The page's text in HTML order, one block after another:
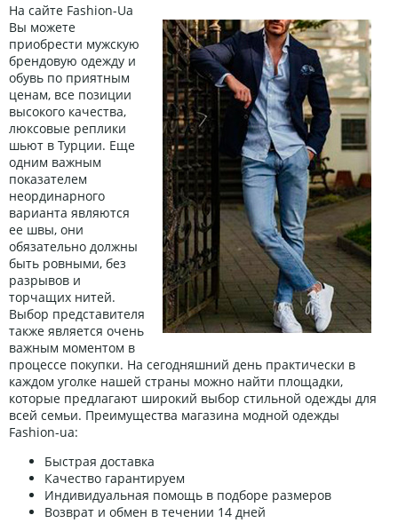
На сайте Fashion-Ua
Вы можете
приобрести мужскую
брендовую одежду и
обувь по приятным
ценам, все позиции
высокого качества,
люксовые реплики
шьют в Турции. Еще
одним важным
показателем
неординарного
варианта являются
ее швы, они
обязательно должны
быть ровными, без
разрывов и
торчащих нитей.
Выбор представителя
также является очень
важным моментом в
процессе покупки. На сегодняшний день практически в
каждом уголке нашей страны можно найти площадки,
которые предлагают широкий выбор стильной одежды для
всей семьи. Преимущества магазина модной одежды
Fashion-ua:
Быстрая доставка
Качество гарантируем
Индивидуальная помощь в подборе размеров
Возврат и обмен в течении 14 дней